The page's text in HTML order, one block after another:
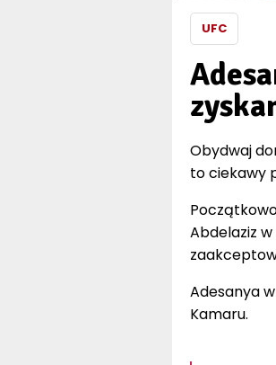
UFC
Obydwaj
to ciekawy
Abdelaziz
Adesanya
Kamaru.